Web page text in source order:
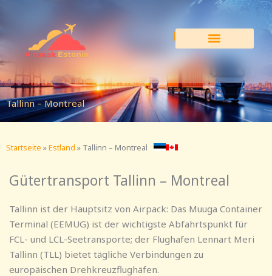
springen
Tallinn – Montreal
Startseite »Estland » Tallinn – Montreal
Gütertransport Tallinn – Montreal
Tallinn ist der Hauptsitz von Airpack: Das Muuga Container
Terminal (EEMUG) ist der wichtigste Abfahrtspunkt für
FCL- und LCL-Seetransporte; der Flughafen Lennart Meri
Tallinn (TLL) bietet tägliche Verbindungen zu
europäischen Drehkreuzflughäfen.